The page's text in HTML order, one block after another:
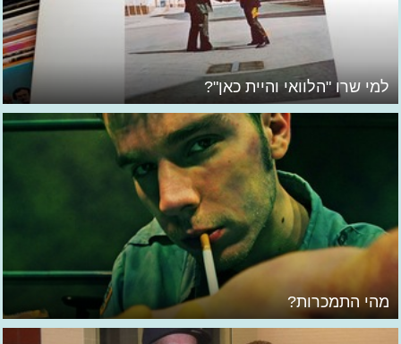
למי שרו "הלוואי והיית כאן"?
מהי התמכרות?